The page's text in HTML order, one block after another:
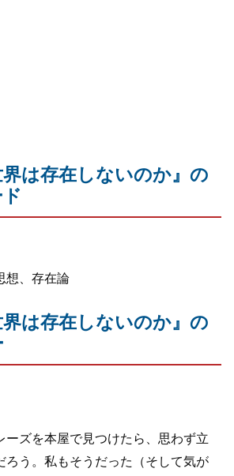
界は存在しないのか』の
想、存在論
界は存在しないのか』の
ーズを本屋で見つけたら、思わず立
ろう。私もそうだった（そして気が